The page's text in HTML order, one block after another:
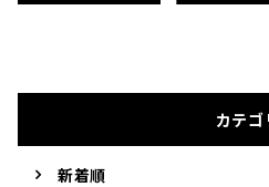
カテゴ
新着順